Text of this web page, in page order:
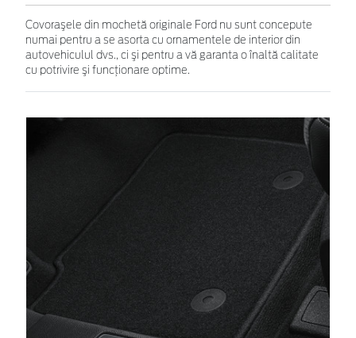
Covoraşele din mochetă originale Ford nu sunt concepute
numai pentru a se asorta cu ornamentele de interior din
autovehiculul dvs., ci şi pentru a vă garanta o înaltă calitate
cu potrivire şi funcţionare optime.